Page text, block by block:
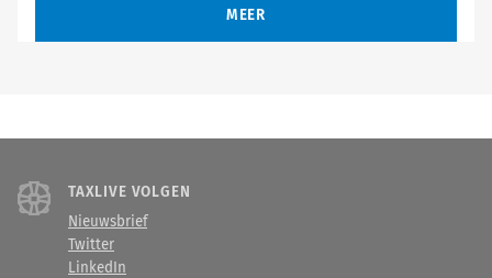
MEER
TAXLIVE VOLGEN
Nieuwsbrief
Twitter
LinkedIn